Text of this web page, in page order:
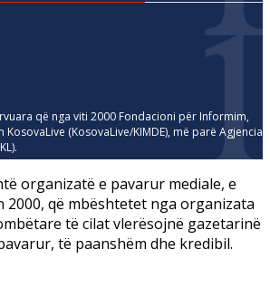
që nga viti 2000 Fondacioni për Informim,
(KosovaLive/KIMDE), më parë Agjencia
organizatë e pavarur mediale, e
2000, që mbështetet nga organizata
të cilat vlerësojnë gazetarinë
të paanshëm dhe kredibil.